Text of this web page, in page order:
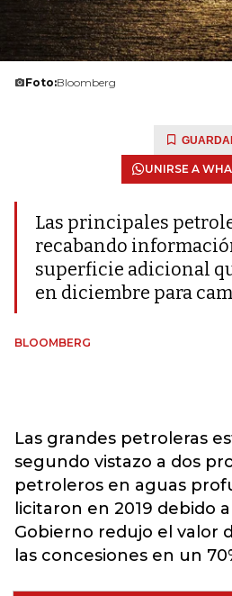
Foto:Bloomberg
UNIRSE A
Las principales
recabando
superficie adicional
en diciembre para
BLOOMBERG
Las grandes petroleras
segundo vistazo a dos
petroleros en aguas
licitaron en 2019 debido
Gobierno redujo el valor
las concesiones en un